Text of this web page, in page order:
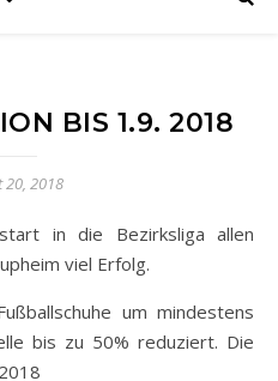
BIS 1.9. 2018
20, 2018
viel Erfolg.
um mindestens
bis zu 50% reduziert. Die